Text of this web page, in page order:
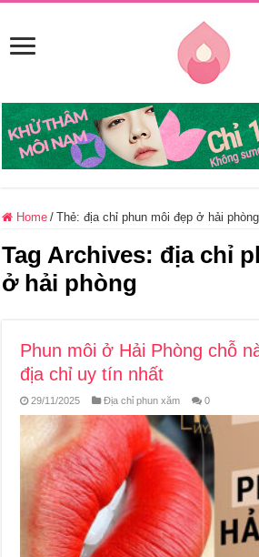
Home / Thẻ:địa chỉ phun môi đẹp ở hải phòng
Tag Archives: địa chỉ
ở hải phòng
Phun môi ở Hải Phòng chỗ
địa chỉ uy tín nhất
29/11/2025 Địa chỉ phun xăm 0